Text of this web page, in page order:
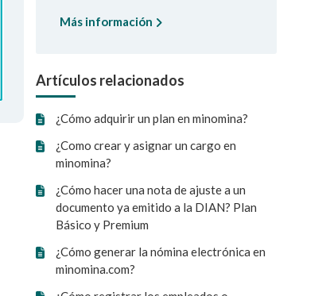
Más información
Artículos relacionados
¿Cómo adquirir un plan en minomina?
¿Como crear y asignar un cargo en
minomina?
¿Cómo hacer una nota de ajuste a un
documento ya emitido a la DIAN? Plan
Básico y Premium
¿Cómo generar la nómina electrónica en
minomina.com?